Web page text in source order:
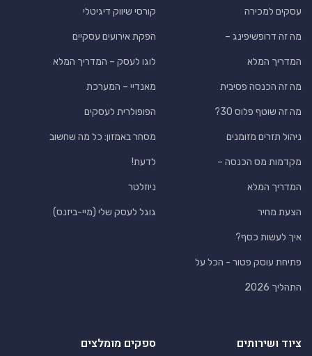
עסקים למכירה
מה זה דרופשיפינג –
המדריך המלא
מה זה הכנסה פסיבית
מה זה שוטף פלוס 30?
ניהול תזרים מזומנים
מקדמות מס הכנסה –
המדריך המלא
הצעת מחיר
איך לעשות כסף?
פתיחת עוסק פטור - הכל על
התהליך 2026
קורסי שיווק דיגיטלי
הפקת אירועים עסקיים
לוגו לעסק – המדריך המלא
מאנדיי – המערכת
הפופולרית לעסקים
מסחר באמזון: כל מה שחשוב
לדעת!
ניוזלטר
גוגל לעסק שלי (מיי-ביזנס)
ציוד ושירותים ספקים מומלצים